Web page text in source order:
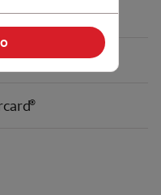
Visa®Signature
®
®